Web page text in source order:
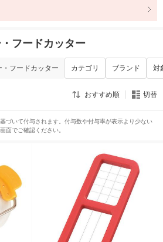
フードカッター
フードカッター カテゴリ ブランド 対
おすすめ順 切替
づいて付与されます。付与数や付与率が表示より少ない
面でご確認ください。